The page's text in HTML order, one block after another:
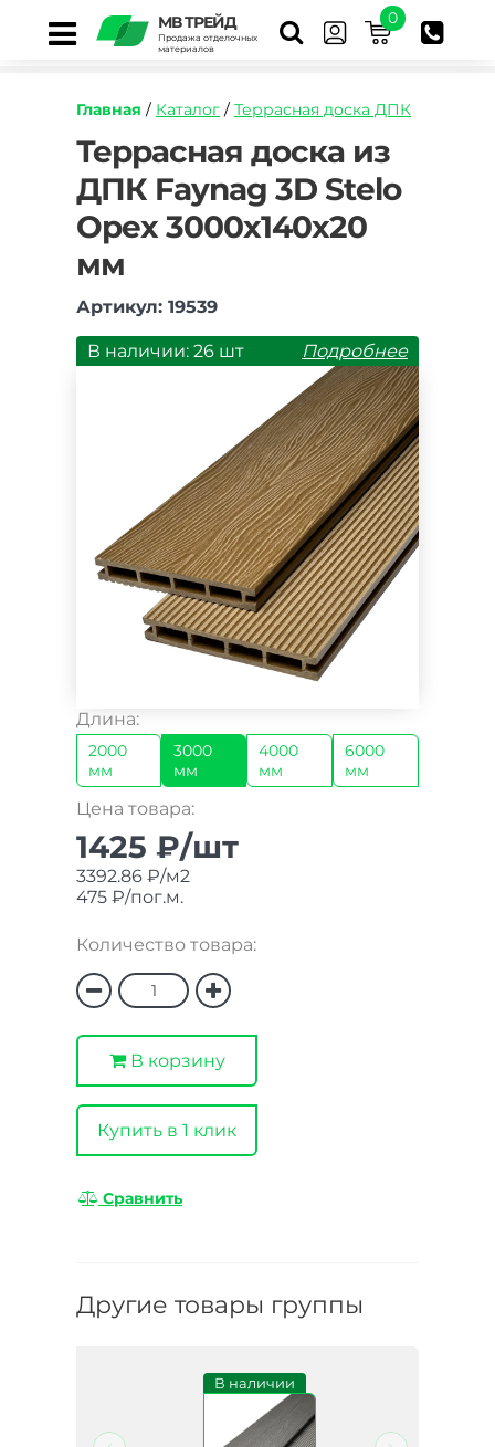
МВ ТРЕЙД
Продажа отделочных
материалов
0
Главная / Каталог / Террасная доска ДПК
https://mvtrade.ru/images/id/normal/
doska-
iz-
dpk-
faynag-
3d-
stelo-
3000h140h20-
mm.jpg
Террасная доска из
ДПК Faynag 3D Stelo
Орех 3000х140х20
мм
Артикул: 19539
В наличии: 26 шт Подробнее
Длина:
2000
мм
3000
мм
4000
мм
6000
мм
Цена товара:
1425 ₽/шт
3392.86 ₽/м2
475 ₽/пог.м.
Количество товара:
В корзину
Купить в 1 клик
Сравнить
Другие товары группы
В наличии